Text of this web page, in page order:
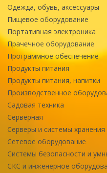
Одежда, обувь, аксессуары
Пищевое оборудование
Портативная электроника
Прачечное оборудование
Программное обеспечение
Продукты питания
Продукты питания, напитки
Производственное
Садовая техника
Серверная
Серверы и системы
Сетевое оборудование
Системы безопасности и
СКС и инженерное